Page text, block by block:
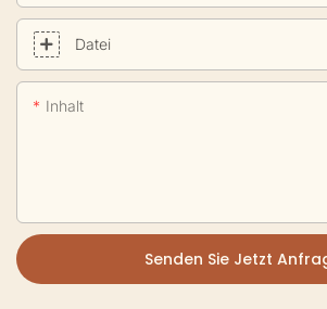
Datei
Inhalt
Senden Sie Jetzt